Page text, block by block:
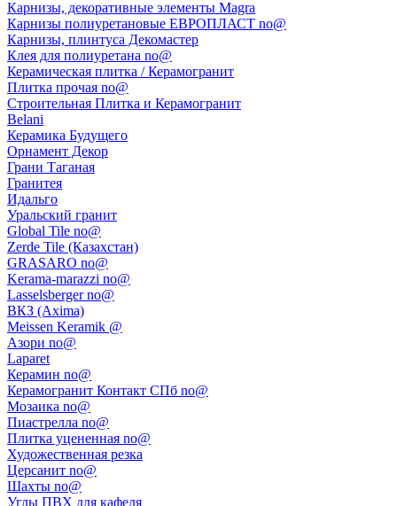
Карнизы, декоративные элементы Magra
Карнизы полиуретановые ЕВРОПЛАСТ no@
Карнизы, плинтуса Декомастер
Клея для полиуретана no@
Керамическая плитка / Керамогранит
Плитка прочая no@
Строительная Плитка и Керамогранит
Belani
Керамика Будущего
Орнамент Декор
Грани Таганая
Гранитея
Идальго
Уральский гранит
Global Tile no@
Zerde Tile (Казахстан)
GRASARO no@
Kerama-marazzi no@
Lasselsberger no@
ВКЗ (Axima)
Meissen Keramik @
Азори no@
Laparet
Керамин no@
Керамогранит Контакт СПб no@
Мозаика no@
Пиастрелла no@
Плитка уцененная no@
Художественная резка
Церсанит no@
Шахты no@
Углы ПВХ для кафеля